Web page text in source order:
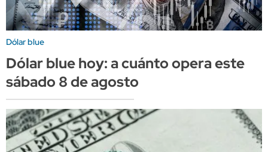
Dólar blue
Dólar blue hoy: a cuánto opera este
sábado 8 de agosto